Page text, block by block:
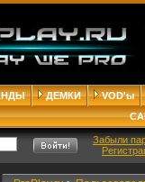
ДЕМКИ
VOD'ы
Забыли